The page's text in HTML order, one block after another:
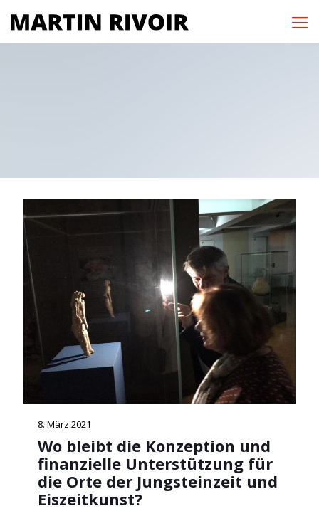
8. März 2021
Wo bleibt die Konzeption und
finanzielle Unterstützung für
die Orte der Jungsteinzeit und
Eiszeitkunst?